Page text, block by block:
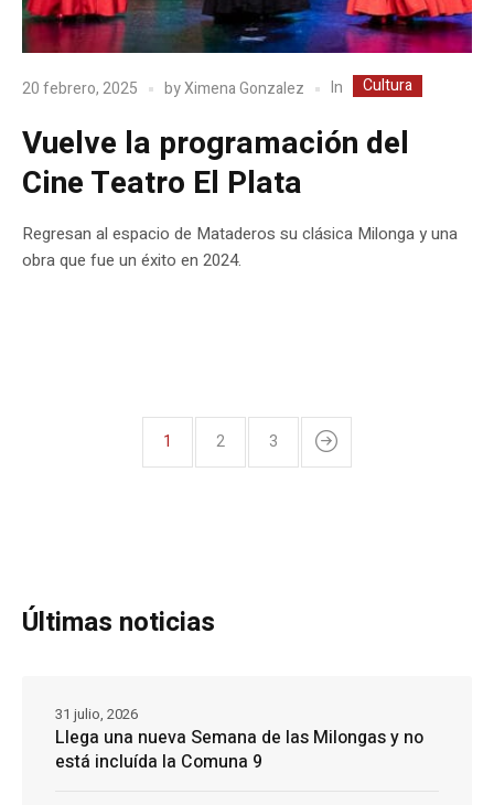
20 febrero, 2025 byXimena Gonzalez In Cultura
Vuelve la programación del
Cine Teatro El Plata
Regresan al espacio de Mataderos su clásica Milonga y una
obra que fue un éxito en 2024.
1 2 3
Últimas noticias
Llega una nueva Semana de las Milongas y no
está incluída la Comuna 9
31 julio, 2026